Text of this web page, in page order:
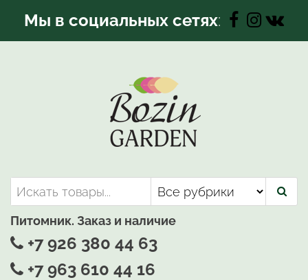
Мы в социальных сетях:
Bozin-Garden | Садовый центр
Садовый центр, Растения
для вашего сада
Питомник. Заказ и наличие
+7 926 380 44 63
+7 963 610 44 16